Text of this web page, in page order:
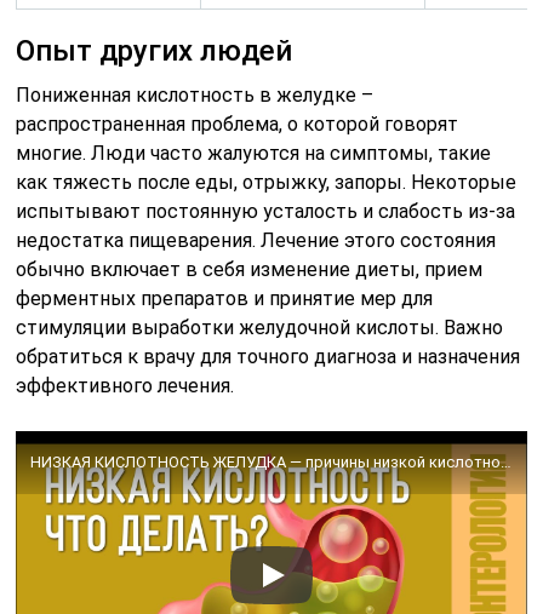
Опыт других людей
Пониженная кислотность в желудке –
распространенная проблема, о которой говорят
многие. Люди часто жалуются на симптомы, такие
как тяжесть после еды, отрыжку, запоры. Некоторые
испытывают постоянную усталость и слабость из-за
недостатка пищеварения. Лечение этого состояния
обычно включает в себя изменение диеты, прием
ферментных препаратов и принятие мер для
стимуляции выработки желудочной кислоты. Важно
обратиться к врачу для точного диагноза и назначения
эффективного лечения.
НИЗКАЯ КИСЛОТНОСТЬ ЖЕЛУДКА — причины низкой кислотности, как проверить и как повысить кислотность